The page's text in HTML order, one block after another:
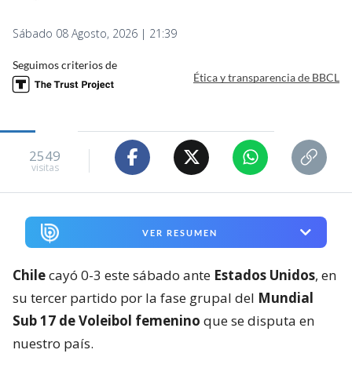
Sábado 08 Agosto, 2026 | 21:39
Seguimos criterios de
Ética y transparencia de BBCL
2549
visitas
VER RESUMEN
Chilecayó 0-3 este sábado ante Estados Unidos, en
su tercer partido por la fase grupal del Mundial
Sub 17 de Voleibol femenino que se disputa en
nuestro país.